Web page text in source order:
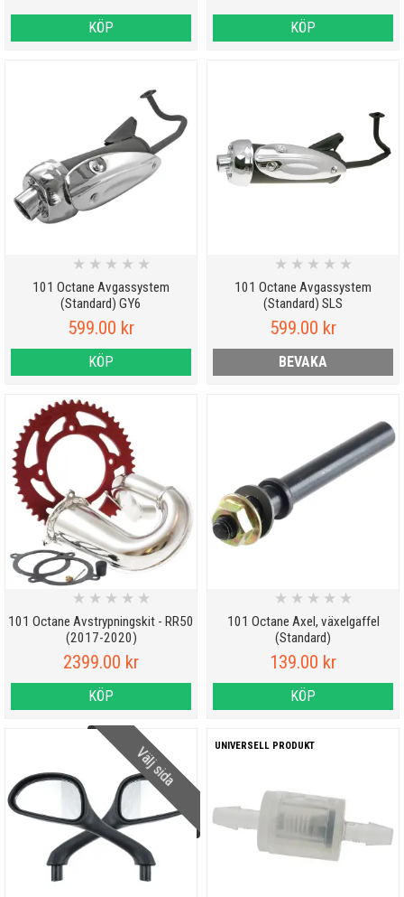
KÖP KÖP
101 Octane Avgassystem
(Standard) GY6
★ ★ ★ ★ ★
599.00 kr
KÖP
101 Octane Avgassystem
(Standard) SLS
★ ★ ★ ★ ★
599.00 kr
BEVAKA
101 Octane Avstrypningskit - RR50
(2017-2020)
★ ★ ★ ★ ★
2399.00 kr
KÖP
101 Octane Axel, växelgaffel
(Standard)
★ ★ ★ ★ ★
139.00 kr
KÖP
Välj sida UNIVERSELL PRODUKT